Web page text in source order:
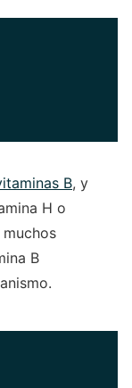
B, y
H o
B